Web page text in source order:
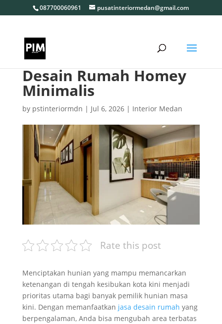
087700060961 pusatinteriormedan@gmail.com
Desain Rumah Homey
Minimalis
by pstinteriormdn | Jul 6, 2026| Interior Medan
Rate this post
Menciptakan hunian yang mampu memancarkan
ketenangan di tengah kesibukan kota kini menjadi
prioritas utama bagi banyak pemilik hunian masa
kini. Dengan memanfaatkan jasa desain rumah yang
berpengalaman, Anda bisa mengubah area terbatas